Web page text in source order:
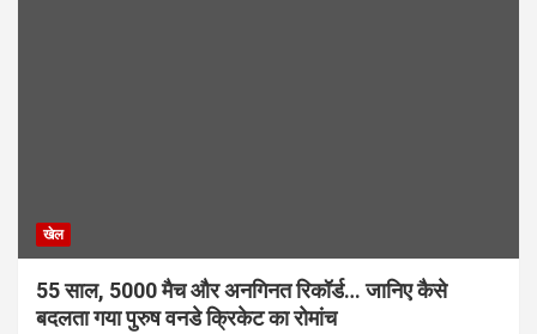
खेल
55 साल, 5000 मैच और अनगिनत रिकॉर्ड… जानिए कैसे
बदलता गया पुरुष वनडे क्रिकेट का रोमांच